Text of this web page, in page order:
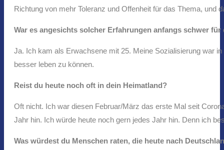
Richtung von mehr Toleranz und Offenheit für das Thema, und
War es angesichts solcher Erfahrungen anfangs schwer
Ja. Ich kam als Erwachsene mit 25. Meine Sozialisierung war
besser leben zu können.
Reist du heute noch oft in dein Heimatland?
Oft nicht. Ich war diesen Februar/März das erste Mal seit
Jahr hin. Ich würde heute noch gern jedes Jahr hin. Denn ich
Was würdest du Menschen raten, die heute nach